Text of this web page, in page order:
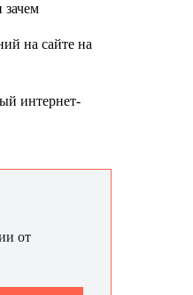
зачем
на сайте на
интернет-
от